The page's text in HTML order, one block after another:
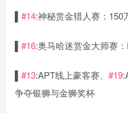
#14:神秘赏金猎人赛：150
#16:奥马哈迷赏金大师赛
#13:APT线上豪客赛、 #19
争夺银狮与金狮奖杯